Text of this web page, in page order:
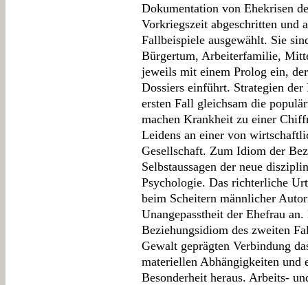
Dokumentation von Ehekrisen
Vorkriegszeit abgeschritten und
Fallbeispiele ausgewählt. Sie
Bürgertum, Arbeiterfamilie,
jeweils mit einem Prolog ein,
Dossiers einführt. Strategien
ersten Fall gleichsam die
machen Krankheit zu einer
Leidens an einer von
Gesellschaft. Zum Idiom der
Selbstaussagen der neue
Psychologie. Das richterliche
beim Scheitern männlicher
Unangepasstheit der Ehefrau
Beziehungsidiom des zweiten
Gewalt geprägten Verbindung
materiellen Abhängigkeiten und
Besonderheit heraus. Arbeits-